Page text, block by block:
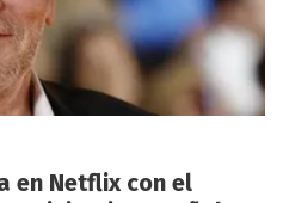
en Netflix con el